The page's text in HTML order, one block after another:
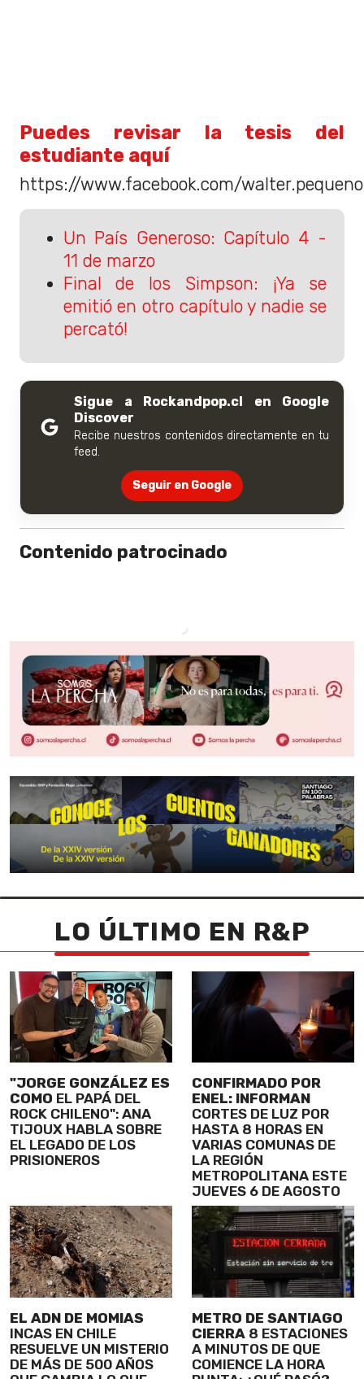
Puedes revisar la tesis del
estudiante aquí
https://www.facebook.com/
Un País Generoso: Capítulo 4 -
11 de marzo
Final de los Simpson: ¡Ya se
emitió en otro capítulo y nadie se
percató!
Sigue a Rockandpop.cl en Google
Discover
Recibe nuestros contenidos directamente en tu
feed.
Seguir en Google
Contenido patrocinado
LO ÚLTIMO EN R&P
"JORGE GONZÁLEZ ES
COMO EL PAPÁ DEL
ROCK CHILENO": ANA
TIJOUX HABLA SOBRE
EL LEGADO DE LOS
PRISIONEROS
CONFIRMADO POR
ENEL: INFORMAN
CORTES DE LUZ POR
HASTA 8 HORAS EN
VARIAS COMUNAS DE
LA REGIÓN
METROPOLITANA ESTE
JUEVES 6 DE AGOSTO
EL ADN DE MOMIAS
INCAS EN CHILE
RESUELVE UN MISTERIO
DE MÁS DE 500 AÑOS
METRO DE SANTIAGO
CIERRA 8 ESTACIONES
A MINUTOS DE QUE
COMIENCE LA HORA